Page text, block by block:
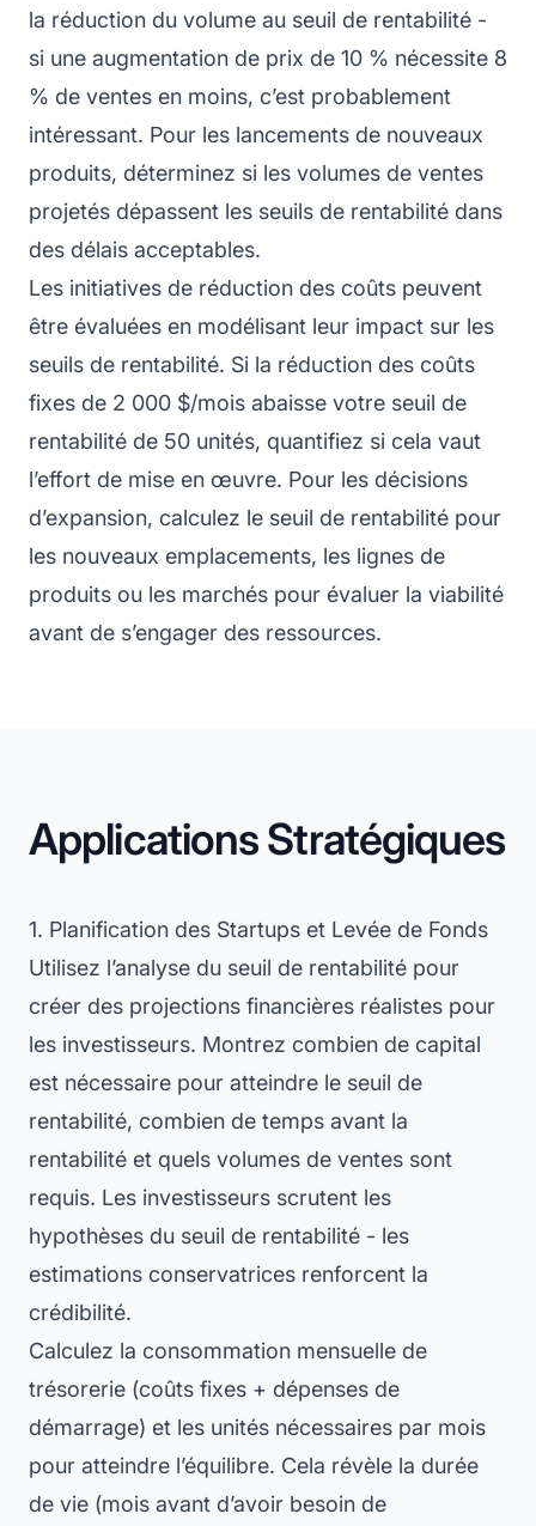
la réduction du volume au seuil de rentabilité -
si une augmentation de prix de 10 % nécessite 8
% de ventes en moins, c’est probablement
intéressant. Pour les lancements de nouveaux
produits, déterminez si les volumes de ventes
projetés dépassent les seuils de rentabilité dans
des délais acceptables.
Les initiatives de réduction des coûts peuvent
être évaluées en modélisant leur impact sur les
seuils de rentabilité. Si la réduction des coûts
fixes de 2 000 $/mois abaisse votre seuil de
rentabilité de 50 unités, quantifiez si cela vaut
l’effort de mise en œuvre. Pour les décisions
d’expansion, calculez le seuil de rentabilité pour
les nouveaux emplacements, les lignes de
produits ou les marchés pour évaluer la viabilité
avant de s’engager des ressources.
Applications Stratégiques
1. Planification des Startups et Levée de Fonds
Utilisez l’analyse du seuil de rentabilité pour
créer des projections financières réalistes pour
les investisseurs. Montrez combien de capital
est nécessaire pour atteindre le seuil de
rentabilité, combien de temps avant la
rentabilité et quels volumes de ventes sont
requis. Les investisseurs scrutent les
hypothèses du seuil de rentabilité - les
estimations conservatrices renforcent la
crédibilité.
Calculez la consommation mensuelle de
trésorerie (coûts fixes + dépenses de
démarrage) et les unités nécessaires par mois
pour atteindre l’équilibre. Cela révèle la durée
de vie (mois avant d’avoir besoin de